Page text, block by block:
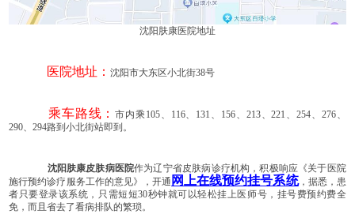
沈阳肤康医院地址
医院地址：沈阳市大东区小北街38号
乘车路线：市内乘105、116、131、156、213、221、254、276、
290、294路到小北街站即到。
沈阳肤康皮肤病医院作为辽宁省皮肤病诊疗机构，积极响应《关于医院
施行预约诊疗服务工作的意见》，开通 网上在线预约挂号系统，据悉，患
者只要登录该系统，只需短短30秒钟就可以轻松挂上医师号，挂号费预约费全
免，而且省去了看病排队的繁琐。